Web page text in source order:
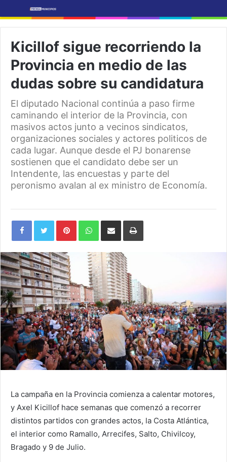
Kicillof sigue recorriendo la
Provincia en medio de las
dudas sobre su candidatura
El diputado Nacional continúa a paso firme
caminando el interior de la Provincia, con
masivos actos junto a vecinos sindicatos,
organizaciones sociales y actores politicos de
cada lugar. Aunque desde el PJ bonarense
sostienen que el candidato debe ser un
Intendente, las encuestas y parte del
peronismo avalan al ex ministro de Economía.
PinterestWhatsAppShare
Email
Print
La campaña en la Provincia comienza a calentar motores,
y Axel Kicillof hace semanas que comenzó a recorrer
distintos partidos con grandes actos, la Costa Atlántica,
el interior como Ramallo, Arrecifes, Salto, Chivilcoy,
Bragado y 9 de Julio.